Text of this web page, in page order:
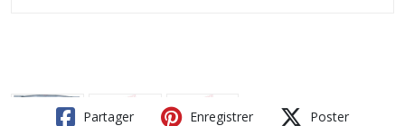
Partager Enregistrer Poster